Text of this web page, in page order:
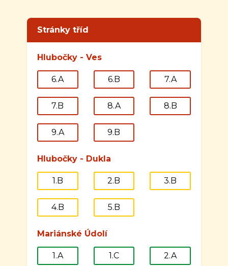
Stránky tříd
Hlubočky - Ves
6.A 6.B 7.A
7.B 8.A 8.B
9.A 9.B
Hlubočky - Dukla
1.B 2.B 3.B
4.B 5.B
Mariánské Údolí
1.A 1.C 2.A